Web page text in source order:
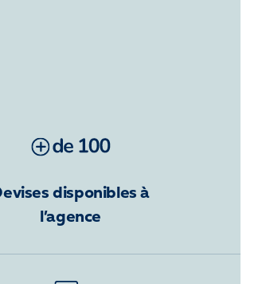
disponibles à
l’agence